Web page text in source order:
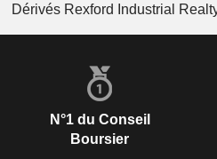
Dérivés Rexford Industrial
N°1 du Conseil
Boursier